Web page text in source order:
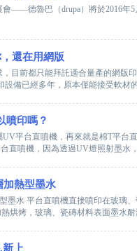
­——德魯巴（drupa）將於2016年
還在用網版
目前都只能拜託適合量產的網
備已經多年，原本僅能接受軟材
噴印嗎？
平台直噴機，再來就是棉T平台
直噴機，因為透過UV燈照射墨水
加熱型墨水
墨水 平台直噴機直接噴印在玻璃
烘烤，玻璃、瓷磚材料表面墨水
新上